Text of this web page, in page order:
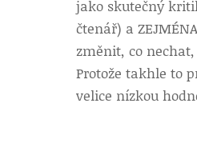
jako skutečný
čtenář) a
změnit, co
Protože takhle to
velice nízkou